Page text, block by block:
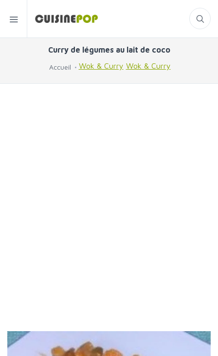
Curry de légumes au lait de coco
Accueil Wok & Curry Wok & Curry